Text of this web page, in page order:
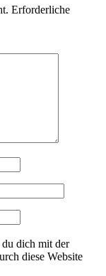
Erforderliche
dich mit der
diese Website